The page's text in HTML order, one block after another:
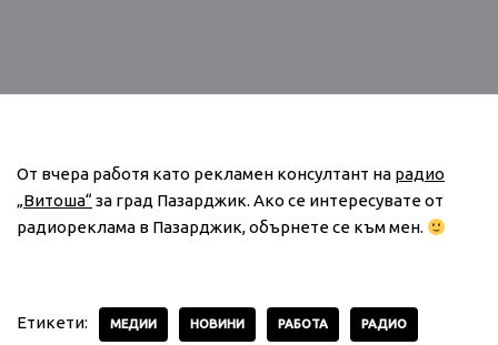
От вчера работя като рекламен консултант на радио
„Витоша“ за град Пазарджик. Ако се интересувате от
радиореклама в Пазарджик, обърнете се към мен.
Етикети: МЕДИИ НОВИНИ РАБОТА РАДИО